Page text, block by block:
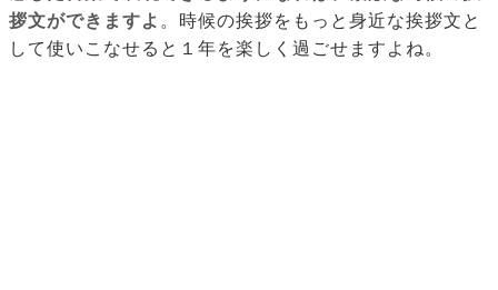
拶文ができますよ 。時候の挨拶をもっと身近な挨拶文と
して使いこなせると１年を楽しく過ごせますよね。